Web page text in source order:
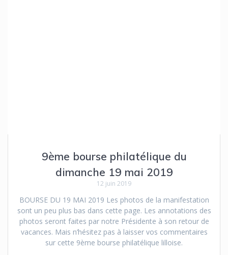
9ème bourse philatélique du
dimanche 19 mai 2019
12 juin 2019
BOURSE DU 19 MAI 2019 Les photos de la manifestation
sont un peu plus bas dans cette page. Les annotations des
photos seront faites par notre Présidente à son retour de
vacances. Mais n’hésitez pas à laisser vos commentaires
sur cette 9ème bourse philatélique lilloise.